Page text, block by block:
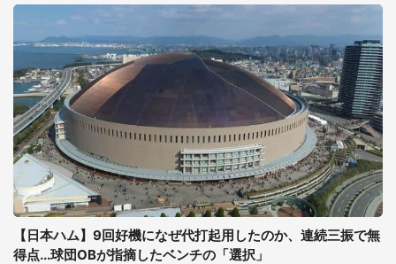
【日本ハム】9回好機になぜ代打起用したのか、連続三振で無
得点...球団OBが指摘したベンチの「選択」